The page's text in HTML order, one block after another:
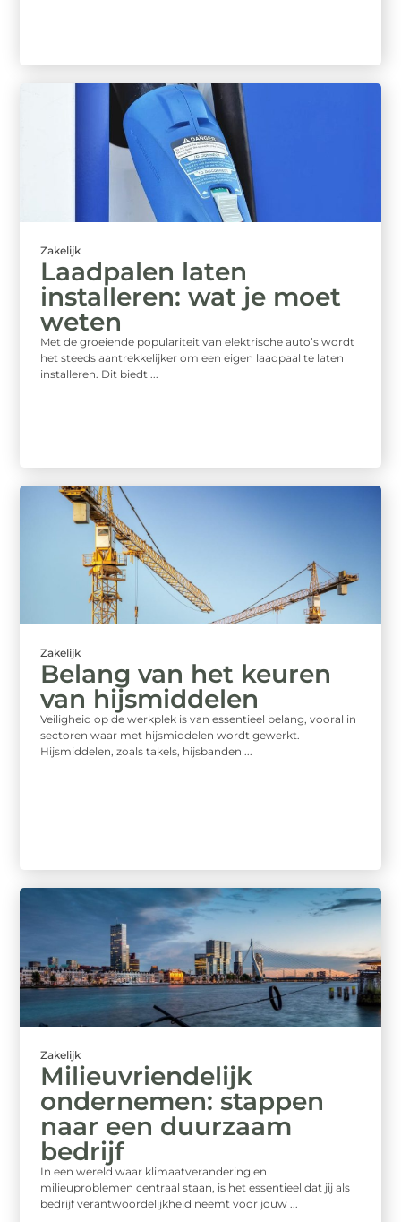
Zakelijk
Laadpalen laten
installeren: wat je moet
weten
Met de groeiende populariteit van elektrische auto’s wordt
het steeds aantrekkelijker om een eigen laadpaal te laten
installeren. Dit biedt ...
Zakelijk
Belang van het keuren
van hijsmiddelen
Veiligheid op de werkplek is van essentieel belang, vooral in
sectoren waar met hijsmiddelen wordt gewerkt.
Hijsmiddelen, zoals takels, hijsbanden ...
Zakelijk
Milieuvriendelijk
ondernemen: stappen
naar een duurzaam
bedrijf
In een wereld waar klimaatverandering en
milieuproblemen centraal staan, is het essentieel dat jij als
bedrijf verantwoordelijkheid neemt voor jouw ...